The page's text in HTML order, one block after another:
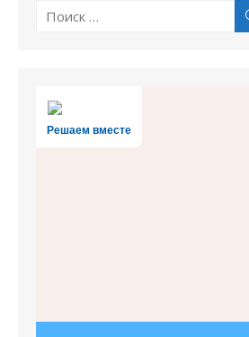
Поиск
Решаем вместе